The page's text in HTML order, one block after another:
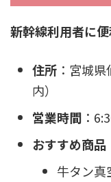
新幹線利用者に
住所 ：宮城
内）
営業時間 ：
おすすめ商品
牛タン真